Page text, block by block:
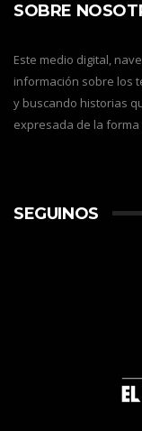
SOBRE
Este medio digital,
información sobre los
y buscando historias
expresada de la
SEGUINOS